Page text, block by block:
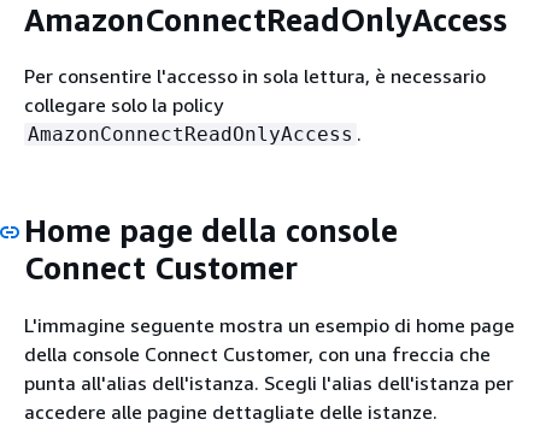
AmazonConnectReadOnlyAccess
Per consentire l'accesso in sola lettura, è necessario
collegare solo la policy
AmazonConnectReadOnlyAccess .
Home page della console
Connect Customer
L'immagine seguente mostra un esempio di home page
della console Connect Customer, con una freccia che
punta all'alias dell'istanza. Scegli l'alias dell'istanza per
accedere alle pagine dettagliate delle istanze.